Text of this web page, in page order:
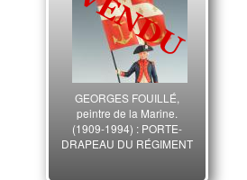
GEORGES FOUILLÉ,
peintre de la Marine.
(1909-1994) : PORTE-
DRAPEAU DU RÉGIMENT